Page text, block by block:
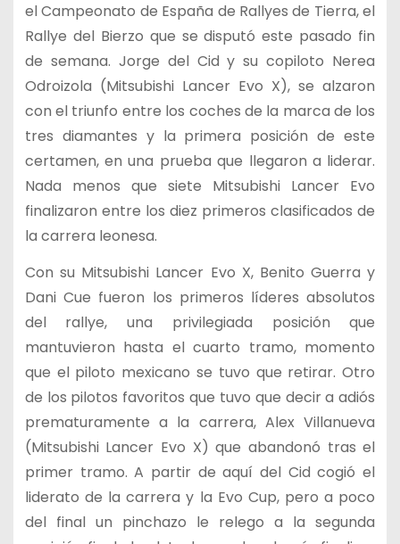
el Campeonato de España de Rallyes de Tierra, el
Rallye del Bierzo que se disputó este pasado fin
de semana. Jorge del Cid y su copiloto Nerea
Odroizola (Mitsubishi Lancer Evo X), se alzaron
con el triunfo entre los coches de la marca de los
tres diamantes y la primera posición de este
certamen, en una prueba que llegaron a liderar.
Nada menos que siete Mitsubishi Lancer Evo
finalizaron entre los diez primeros clasificados de
la carrera leonesa.
Con su Mitsubishi Lancer Evo X, Benito Guerra y
Dani Cue fueron los primeros líderes absolutos
del rallye, una privilegiada posición que
mantuvieron hasta el cuarto tramo, momento
que el piloto mexicano se tuvo que retirar. Otro
de los pilotos favoritos que tuvo que decir a adiós
prematuramente a la carrera, Alex Villanueva
(Mitsubishi Lancer Evo X) que abandonó tras el
primer tramo. A partir de aquí del Cid cogió el
liderato de la carrera y la Evo Cup, pero a poco
del final un pinchazo le relego a la segunda